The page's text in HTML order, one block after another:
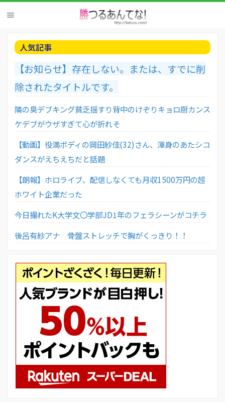
人気記事
【お知らせ】存在しない。または、すでに削
除されたタイトルです。
隣の臭デブキング貧乏揺すり背中のけぞりキョロ厨カンス
ケデブがウザすぎて心が折れそ
【動画】役満ボディの岡田紗佳(32)さん、渾身のあたシコ
ダンスがえちえちだと話題
【朗報】ホロライブ、配信しなくても月収1500万円の超
ホワイト企業だった
今日撮れたK大学文〇学部JD1年のフェラシーンがコチラ
後呂有紗アナ 骨盤ストレッチで胸がくっきり！！